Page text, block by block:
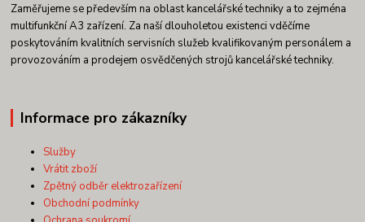
Zaměřujeme se především na oblast kancelářské techniky a to zejména
multifunkční A3 zařízení. Za naší dlouholetou existenci vděčíme
poskytováním kvalitních servisních služeb kvalifikovaným personálem a
provozováním a prodejem osvědčených strojů kancelářské techniky.
Informace pro zákazníky
Služby
Vrátit zboží
Zpětný odběr elektrozařízení
Obchodní podmínky